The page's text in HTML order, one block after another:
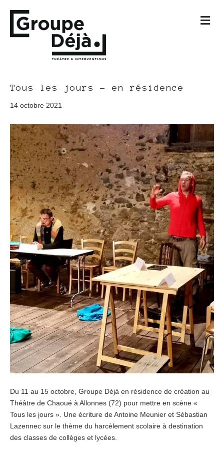
M
Tous les jours – en résidence
14 octobre 2021
Du 11 au 15 octobre, Groupe Déjà en résidence de création au
Théâtre de Chaoué à Allonnes (72) pour mettre en scène «
Tous les jours ». Une écriture de Antoine Meunier et Sébastian
Lazennec sur le thème du harcèlement scolaire à destination
des classes de collèges et lycées.